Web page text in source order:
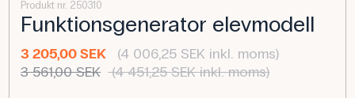
Produkt nr. 250310
Funktionsgenerator elevmodell
3 205,00 SEK
(4 006,25 SEK inkl. moms)
3 561,00 SEK (4 451,25 SEK inkl. moms)